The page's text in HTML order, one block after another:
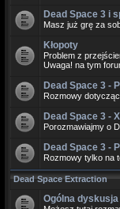
Dead Space 3 i
Masz już grę za
Kłopoty
Problem z
Uwaga! na tym
Dead Space 3 -
Rozmowy
Dead Space 3 -
Porozmawiajmy o
Dead Space 3 -
Rozmowy tylko na
Dead Space Extraction
Ogólna dyskusja